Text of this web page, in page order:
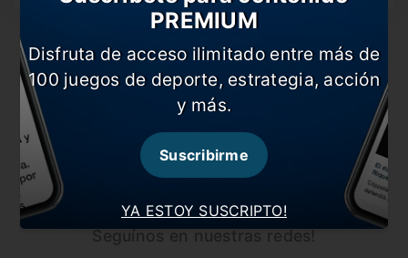
CARGAR MÁS NOTICIAS
Seguínos en nuestras redes!
YA ESTOY SUSCRIPTO!
PREMIUM
Disfruta de acceso ilimitado entre más de
100 juegos de deporte, estrategia, acción
y más.
Suscribirme